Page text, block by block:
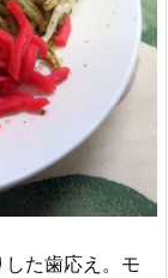
た歯応え。モ